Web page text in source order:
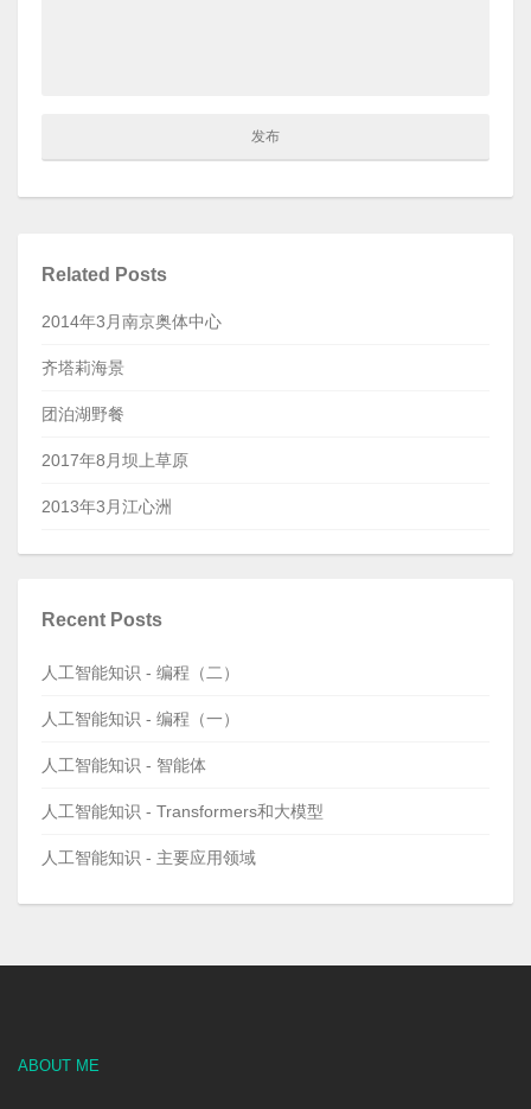
Related Posts
2014年3月南京奥体中心
齐塔莉海景
团泊湖野餐
2017年8月坝上草原
2013年3月江心洲
Recent Posts
人工智能知识 - 编程（二）
人工智能知识 - 编程（一）
人工智能知识 - 智能体
人工智能知识 - Transformers和大模型
人工智能知识 - 主要应用领域
ABOUT ME